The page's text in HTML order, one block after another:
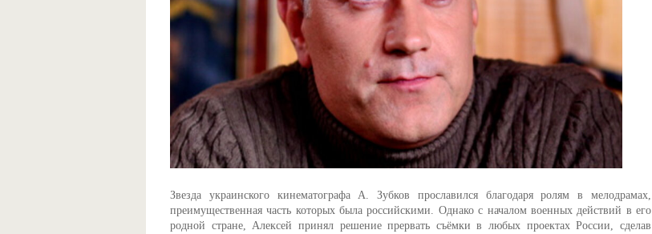
Звезда украинского кинематографа А. Зубков прославился благодаря ролям в мелодрамах,
преимущественная часть которых была российскими. Однако с началом военных действий в его
родной стране, Алексей принял решение прервать съёмки в любых проектах России, сделав